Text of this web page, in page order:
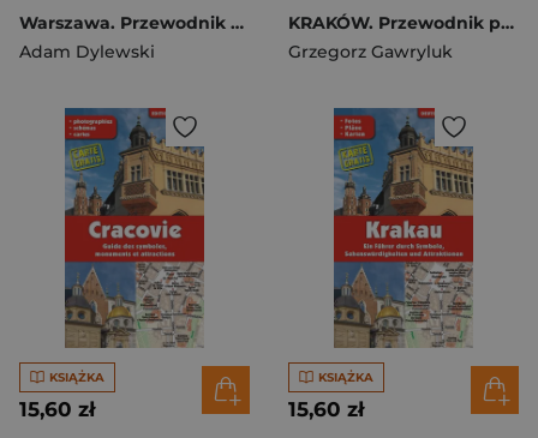
Warszawa. Przewodnik po symbolach, zabytkach i atrakcjach wer. hiszpańska
Adam Dylewski
KRAKÓW. Przewodnik po symbolach, zabytkach i atrakcjach wer. włoska
Grzegorz Gawryluk
KSIĄŻKA
15,60 zł
KSIĄŻKA
15,60 zł